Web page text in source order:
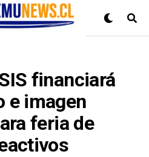
financiará
e imagen
feria de